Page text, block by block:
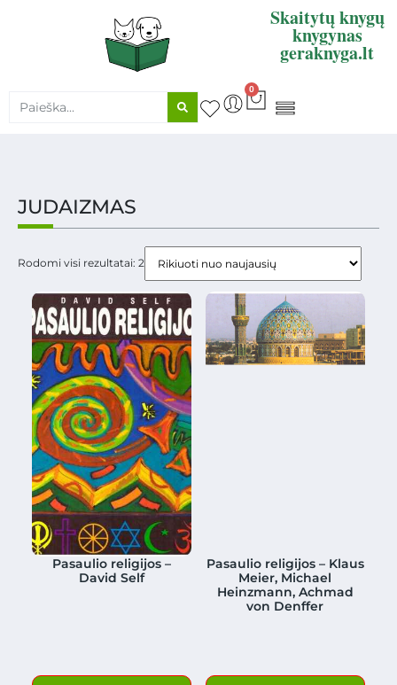
Skaitytų knygų
knygynas
geraknyga.lt
0
JUDAIZMAS
Rodomi visi rezultatai: 2
Pasaulio religijos –
David Self
Pasaulio religijos – Klaus
Meier, Michael
Heinzmann, Achmad
von Denffer